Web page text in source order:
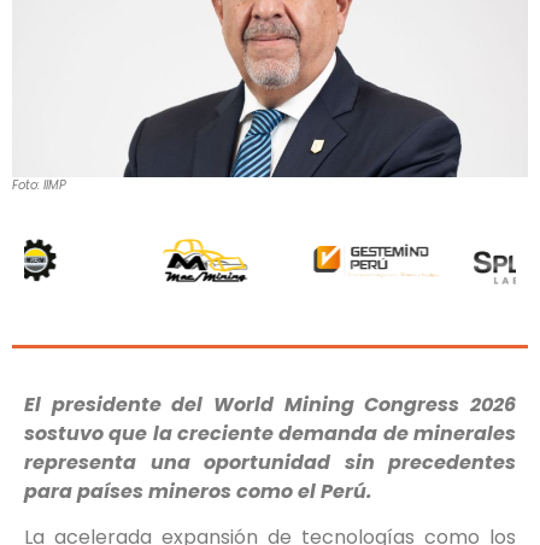
Foto: IIMP
El presidente del World Mining Congress 2026
sostuvo que la creciente demanda de minerales
representa una oportunidad sin precedentes
para países mineros como el Perú.
La acelerada expansión de tecnologías como los